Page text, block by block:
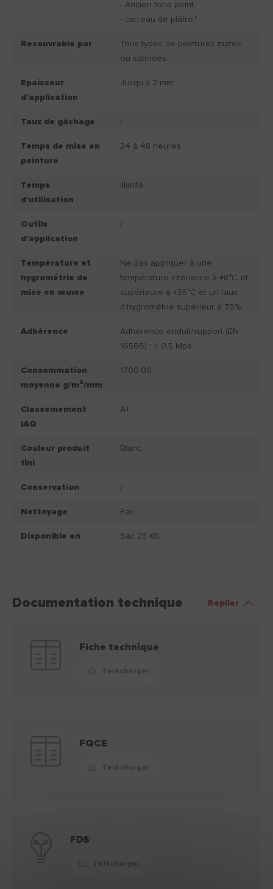
- Ancien fond peint
- carreau de plâtre."
Recouvrable par
Tous types de peintures mates
ou satinées.
Epaisseur
d'application
Jusqu’à 2 mm
Taux de gâchage /
Temps de mise en
peinture
24 à 48 heures.
Temps
d'utilisation
Illimité.
Outils
d'application
/
Température et
hygrométrie de
mise en œuvre
Ne pas appliquer à une
température inférieure à +8°C et
supérieure à +35°C et un taux
d’hygrométrie supérieur à 70%.
Adhérence
Adhérence enduit/support (EN
16566) : > 0,5 Mpa
Consommation
moyenne g/m²/mm
1700.00
Classemement
IAQ
A+
Couleur produit
fini
Blanc.
Conservation /
Nettoyage Eau.
Disponible en Sac 25 KG
Documentation technique Replier
Fiche technique
FQCE
FDS